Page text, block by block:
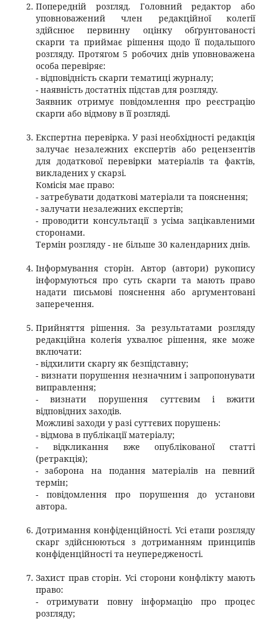
Попередній розгляд. Головний редактор або
уповноважений член редакційної колегії
здійснює первинну оцінку обґрунтованості
скарги та приймає рішення щодо її подальшого
розгляду. Протягом 5 робочих днів уповноважена
особа перевіряє:
- відповідність скарги тематиці журналу;
- наявність достатніх підстав для розгляду.
Заявник отримує повідомлення про реєстрацію
скарги або відмову в її розгляді.
Експертна перевірка. У разі необхідності редакція
залучає незалежних експертів або рецензентів
для додаткової перевірки матеріалів та фактів,
викладених у скарзі.
Комісія має право:
- затребувати додаткові матеріали та пояснення;
- залучати незалежних експертів;
- проводити консультації з усіма зацікавленими
сторонами.
Термін розгляду - не більше 30 календарних днів.
Інформування сторін. Автор (автори) рукопису
інформуються про суть скарги та мають право
надати письмові пояснення або аргументовані
заперечення.
Прийняття рішення. За результатами розгляду
редакційна колегія ухвалює рішення, яке може
включати:
- відхилити скаргу як безпідставну;
- визнати порушення незначним і запропонувати
виправлення;
- визнати порушення суттєвим і вжити
відповідних заходів.
Можливі заходи у разі суттєвих порушень:
- відмова в публікації матеріалу;
- відкликання вже опублікованої статті
(ретракція);
- заборона на подання матеріалів на певний
термін;
- повідомлення про порушення до установи
автора.
Дотримання конфіденційності. Усі етапи розгляду
скарг здійснюються з дотриманням принципів
конфіденційності та неупередженості.
Захист прав сторін. Усі сторони конфлікту мають
право:
- отримувати повну інформацію про процес
розгляду;